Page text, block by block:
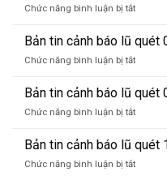
Chức năng bình luận bị tắtở
tin
dự
báo
sông
Bản tin cảnh báo lũ
Chức năng bình luận bị tắtở
tin
cảnh
báo
quét
07h
Bản tin cảnh báo lũ
Chức năng bình luận bị tắtở
tin
cảnh
báo
Bản tin cảnh báo lũ
Chức năng bình luận bị tắtở